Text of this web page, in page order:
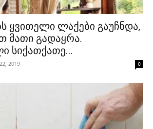
ყვითელი ლაქები გაუჩნდა,
მათი გადაყრა.
სიქათქათე...
2019 0